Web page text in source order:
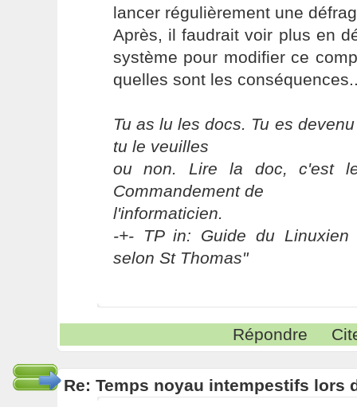
lancer régulièrement une
Après, il faudrait voir plus en
système pour modifier ce
quelles sont les
Tu as lu les docs. Tu es
tu le veuilles
ou non. Lire la doc, c'est
Commandement de
l'informaticien.
-+- TP in: Guide du Linuxien
selon St Thomas"
Répondre
Re: Temps noyau intempestifs lors